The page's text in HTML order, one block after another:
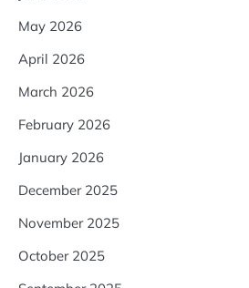
May 2026
April 2026
March 2026
February 2026
January 2026
December 2025
November 2025
October 2025